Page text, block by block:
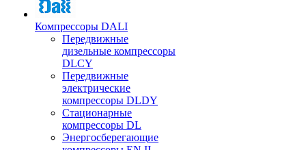
Компрессоры DALI
Передвижные
дизельные компрессоры
DLCY
Передвижные
электрические
компрессоры DLDY
Стационарные
компрессоры DL
Энергосберегающие